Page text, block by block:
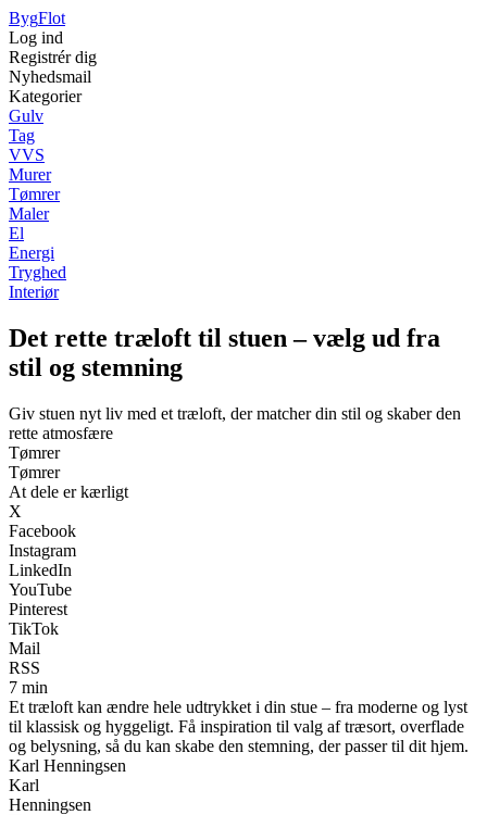
BygFlot
Log ind
Registrér dig
Nyhedsmail
Kategorier
Gulv
Tag
VVS
Murer
Tømrer
Maler
El
Energi
Tryghed
Interiør
Det rette træloft til stuen – vælg ud fra
stil og stemning
Giv stuen nyt liv med et træloft, der matcher din stil og skaber den
rette atmosfære
Tømrer
Tømrer
At dele er kærligt
X
Facebook
Instagram
LinkedIn
YouTube
Pinterest
TikTok
Mail
RSS
7 min
Et træloft kan ændre hele udtrykket i din stue – fra moderne og lyst
til klassisk og hyggeligt. Få inspiration til valg af træsort, overflade
og belysning, så du kan skabe den stemning, der passer til dit hjem.
Karl Henningsen
Karl
Henningsen